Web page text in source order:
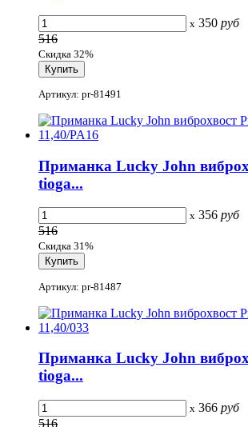
x 350 руб
516
Скидка 32%
Артикул: pr-81491
Приманка Lucky John
tioga...
x 356 руб
516
Скидка 31%
Артикул: pr-81487
Приманка Lucky John
tioga...
x 366 руб
516